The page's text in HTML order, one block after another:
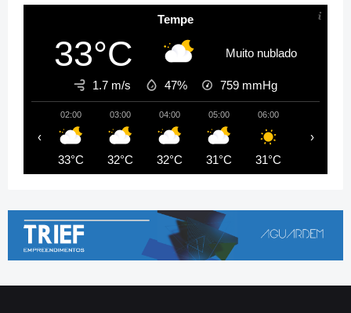
Tempe
33°C Muito nublado
1.7 m/s 47% 759 mmHg
02:00
33°C
03:00
32°C
04:00
32°C
05:00
31°C
06:00
31°C
‹ ›